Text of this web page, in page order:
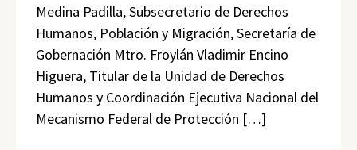
Medina Padilla, Subsecretario de Derechos
Humanos, Población y Migración, Secretaría de
Gobernación Mtro. Froylán Vladimir Encino
Higuera, Titular de la Unidad de Derechos
Humanos y Coordinación Ejecutiva Nacional del
Mecanismo Federal de Protección […]